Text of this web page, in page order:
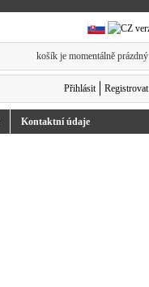
košík je momentálně prázdný
Přihlásit Registrovat
Kontaktní údaje